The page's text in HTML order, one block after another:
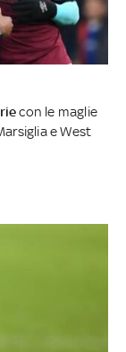
con le maglie
e West